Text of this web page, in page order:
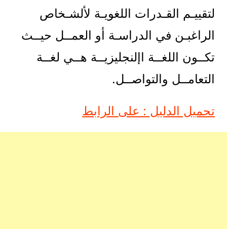
لتقييـم القـدرات اللغويـة لألشـخاص
الراغبـن في الدراسـة أو العمــل حيــث
تكــون اللغــة اإلنجليزيــة هــي لغــة
التعامــل والتواصــل.
تحميل الدليل : على الرابط